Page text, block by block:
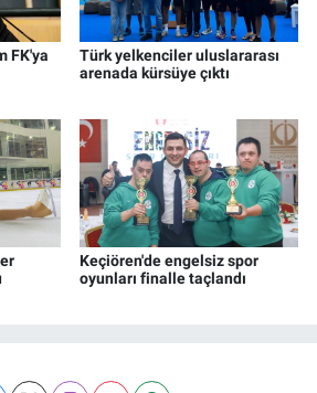
FK'ya
Türk yelkenciler uluslararası
arenada kürsüye çıktı
Keçiören'de engelsiz spor
oyunları finalle taçlandı